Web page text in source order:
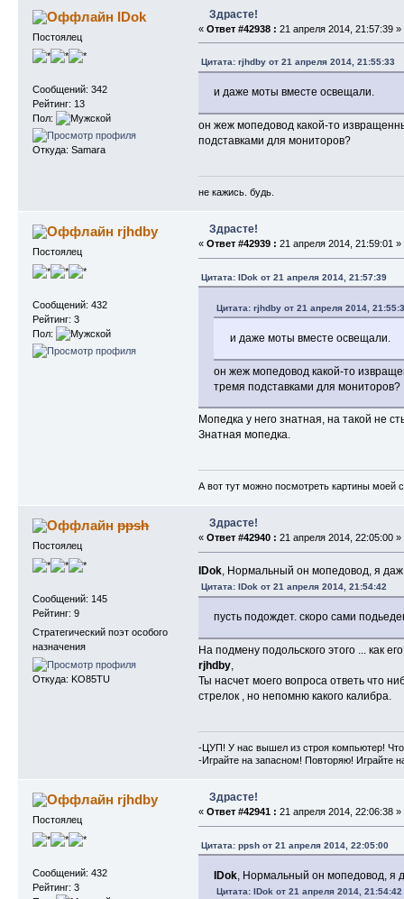
IDok
Постоялец
Сообщений: 342
Рейтинг: 13
Пол:
Откуда: Samara
Здрасте!
« Ответ #42938 : 21 апреля 2014, 21:57:39 »
Цитата: rjhdby от 21 апреля 2014, 21:55:33
и даже моты вместе освещали.
он жеж мопедовод какой-то
подставками для мониторов?
не кажись. будь.
rjhdby
Постоялец
Сообщений: 432
Рейтинг: 3
Пол:
Здрасте!
« Ответ #42939 : 21 апреля 2014, 21:59:01 »
Цитата: IDok от 21 апреля 2014, 21:57:39
Цитата: rjhdby от 21 апреля 2014,
и даже моты вместе освещали.
он жеж мопедовод какой-то
тремя подставками для мониторов?
Мопедка у него знатная, на такой не
Знатная мопедка.
А вот тут можно посмотреть картины моей
ppsh
Постоялец
Сообщений: 145
Рейтинг: 9
Стратегический поэт особого
назначения
Откуда: KO85TU
Здрасте!
« Ответ #42940 : 21 апреля 2014, 22:05:00 »
IDok, Нормальный он мопедовод, я даж
Цитата: IDok от 21 апреля 2014, 21:54:42
пусть подождет. скоро сами
На подмену подольского этого ... как
rjhdby,
Ты насчет моего вопроса ответь что
стрелок , но непомню какого калибра.
-ЦУП! У нас вышел из строя компьютер! Что
-Играйте на запасном! Повторяю! Играйте
rjhdby
Постоялец
Сообщений: 432
Рейтинг: 3
Здрасте!
« Ответ #42941 : 21 апреля 2014, 22:06:38 »
Цитата: ppsh от 21 апреля 2014, 22:05:00
IDok, Нормальный он мопедовод, я
Цитата: IDok от 21 апреля 2014, 21:54:42